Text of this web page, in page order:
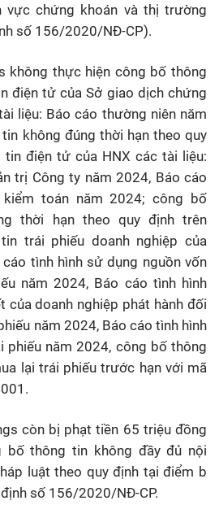
vực chứng khoán và thị trường
số 156/2020/NĐ-CP).
không thực hiện công bố thông
điện tử của Sở giao dịch chứng
liệu: Báo cáo thường niên năm
không đúng thời hạn theo quy
điện tử của HNX các tài liệu:
trị Công ty năm 2024, Báo cáo
kiểm toán năm 2024; công bố
thời hạn theo quy định trên
trái phiếu doanh nghiệp của
tình hình sử dụng nguồn vốn
năm 2024, Báo cáo tình hình
của doanh nghiệp phát hành đối
năm 2024, Báo cáo tình hình
phiếu năm 2024, công bố thông
lại trái phiếu trước hạn với mã
còn bị phạt tiền 65 triệu đồng
bố thông tin không đầy đủ nội
luật theo quy định tại điểm b
số 156/2020/NĐ-CP.